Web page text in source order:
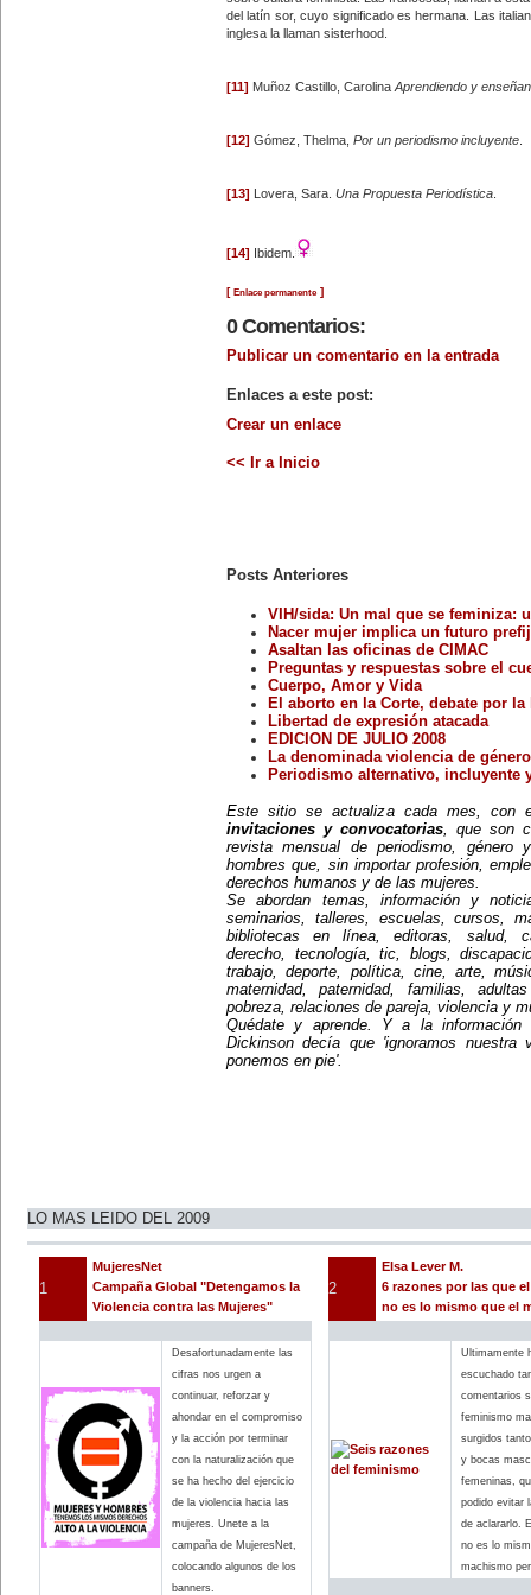
-Muere la pintora mexicana María
Izquierdo (1955).
-Día Internacional de las Personas
con Discapacidad.
Día Internacional del Voluntariado.
10 de diciembre:
Día Internacional de los Derechos
Día de la Virgen de Guadalupe.
Nace en Toluca, estado de México
(1909) la periodista Adelina
Zendejas.
18 de diciembre:
Día Internacional del y la
Migrante.
19 de diciembre:
Secuestro de Alaíde Foppa, una
de las fundadoras de la revista
'Fem' (1980).
Fallece Concha Michel (1899).
del latín sor, cuyo significado es hermana. Las
inglesa la llaman sisterhood.
[11] Muñoz Castillo, Carolina Aprendiendo y
[12] Gómez, Thelma, Por un periodismo incluyente
[13] Lovera, Sara. Una Propuesta Periodística
[14] Ibidem.
[ Enlace permanente]
0 Comentarios:
Publicar un comentario en la entrada
Enlaces a este post:
Crear un enlace
<< Ir a Inicio
Posts Anteriores
VIH/sida: Un mal que se feminiza:
Nacer mujer implica un futuro
Asaltan las oficinas de CIMAC
Preguntas y respuestas sobre el
Cuerpo, Amor y Vida
El aborto en la Corte, debate por
Libertad de expresión atacada
EDICION DE JULIO 2008
La denominada violencia de
Periodismo alternativo, incluyente
Este sitio se actualiza cada mes, con
invitaciones y convocatorias, que son
revista mensual de periodismo, género
hombres que, sin importar profesión,
derechos humanos y de las mujeres.
Se abordan temas, información y
seminarios, talleres, escuelas, cursos,
bibliotecas en línea, editoras, salud,
derecho, tecnología, tic, blogs,
trabajo, deporte, política, cine, arte,
maternidad, paternidad, familias,
pobreza, relaciones de pareja, violencia y
Quédate y aprende. Y a la
Dickinson decía que 'ignoramos nuestra
ponemos en pie'.
LO MAS LEIDO DEL 2009
1
MujeresNet
Campaña Global "Detengamos la
Violencia contra las Mujeres"
Desafortunadamente las
cifras nos urgen a
continuar, reforzar y
ahondar en el compromiso
y la acción por terminar
con la naturalización que
se ha hecho del ejercicio
de la violencia hacia las
mujeres. Unete a la
campaña de MujeresNet,
colocando algunos de los
banners.
2
Elsa Lever M.
6 razones por las que
no es lo mismo que el
Ultimamente
escuchado
comentarios
feminismo
surgidos
y bocas
femeninas,
podido evitar
de aclararlo.
no es lo
machismo